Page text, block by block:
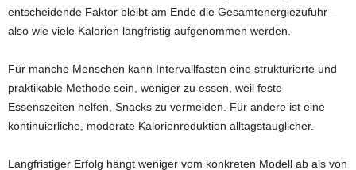
entscheidende Faktor bleibt am Ende die Gesamtenergiezufuhr –
also wie viele Kalorien langfristig aufgenommen werden.
Für manche Menschen kann Intervallfasten eine strukturierte und
praktikable Methode sein, weniger zu essen, weil feste
Essenszeiten helfen, Snacks zu vermeiden. Für andere ist eine
kontinuierliche, moderate Kalorienreduktion alltagstauglicher.
Langfristiger Erfolg hängt weniger vom konkreten Modell ab als von